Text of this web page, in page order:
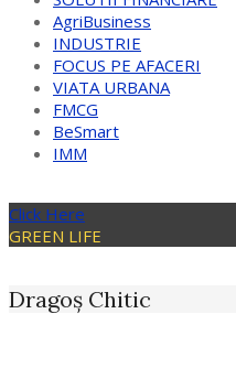
AgriBusiness
INDUSTRIE
FOCUS PE AFACERI
VIATA URBANA
FMCG
BeSmart
IMM
Click Here
GREEN LIFE
Dragoș Chitic